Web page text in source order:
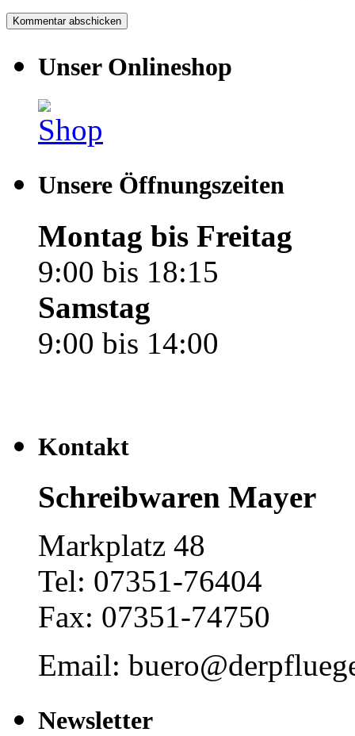
Unser Onlineshop
Unsere Öffnungszeiten
Montag bis Freitag
9:00 bis 18:15
Samstag
9:00 bis 14:00
Kontakt
Schreibwaren Mayer
Markplatz 48
Tel: 07351-76404
Fax: 07351-74750
Email:
Newsletter